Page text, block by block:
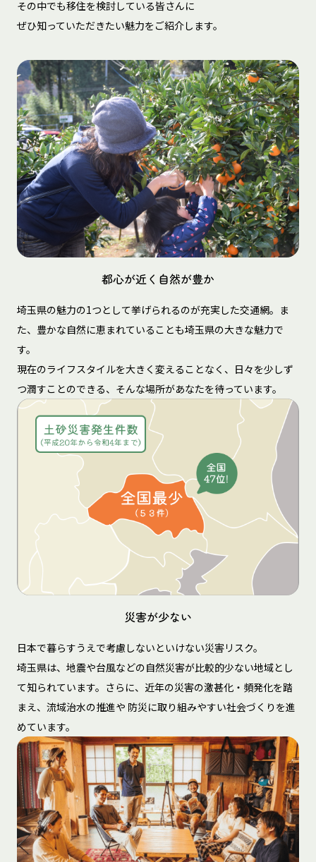
その中でも移住を検討している皆さんに
ぜひ知っていただきたい魅力をご紹介します。
都心が近く自然が豊か
埼玉県の魅力の1つとして挙げられるのが充実した交通網。ま
た、豊かな自然に恵まれていることも埼玉県の大きな魅力で
す。
現在のライフスタイルを大きく変えることなく、日々を少しず
つ潤すことのできる、そんな場所があなたを待っています。
災害が少ない
日本で暮らすうえで考慮しないといけない災害リスク。
埼玉県は、地震や台風などの自然災害が比較的少ない地域とし
て知られています。さらに、近年の災害の激甚化・頻発化を踏
まえ、流域治水の推進や 防災に取り組みやすい社会づくりを進
めています。